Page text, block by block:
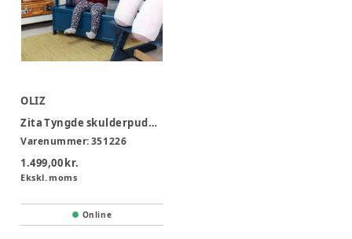
OLIZ
Zita Tyngde skulderpude 1 kg 3-4 år
Varenummer:351226
1.499,00 kr.
Ekskl. moms
Online